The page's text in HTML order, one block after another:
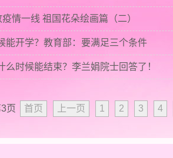
情一线 祖国花朵绘画篇（二）
能开学？教育部：要满足三个条件
么时候能结束？李兰娟院士回答了！
页 首页 上一页 1 2 3 4